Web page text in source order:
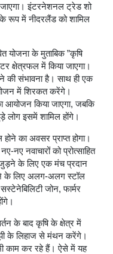
जाएगा। इंटरनेशनल ट्रेड शो
रूप में नीदरलैंड को शामिल
योजना के मुताबिक ”कृषि
क्षेत्रफल में किया जाएगा।
की संभावना है। साथ ही एक
में शिरकत करेंगे।
आयोजन किया जाएगा, जबकि
इसमें शामिल होंगे।
का अवसर प्राप्त होगा।
नए नवाचारों को प्रोत्साहित
जुड़ने के लिए एक मंच प्रदान
के लिए अलग-अलग स्टॉल
जोन, फार्मर
के बाद कृषि के क्षेत्र में
के लिहाज से मंथन करेंगे।
काम कर रहे हैं। ऐसे में यह